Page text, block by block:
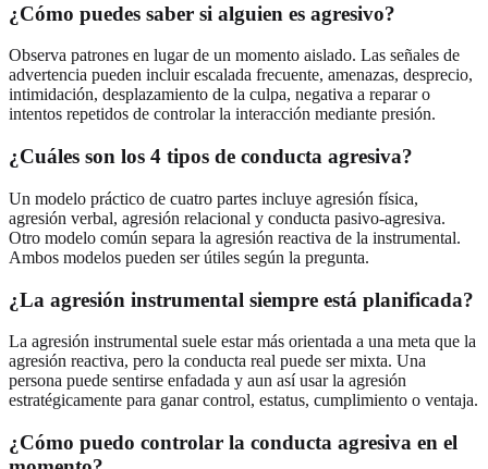
¿Cómo puedes saber si alguien es agresivo?
Observa patrones en lugar de un momento aislado. Las señales de
advertencia pueden incluir escalada frecuente, amenazas, desprecio,
intimidación, desplazamiento de la culpa, negativa a reparar o
intentos repetidos de controlar la interacción mediante presión.
¿Cuáles son los 4 tipos de conducta agresiva?
Un modelo práctico de cuatro partes incluye agresión física,
agresión verbal, agresión relacional y conducta pasivo-agresiva.
Otro modelo común separa la agresión reactiva de la instrumental.
Ambos modelos pueden ser útiles según la pregunta.
¿La agresión instrumental siempre está planificada?
La agresión instrumental suele estar más orientada a una meta que la
agresión reactiva, pero la conducta real puede ser mixta. Una
persona puede sentirse enfadada y aun así usar la agresión
estratégicamente para ganar control, estatus, cumplimiento o ventaja.
¿Cómo puedo controlar la conducta agresiva en el